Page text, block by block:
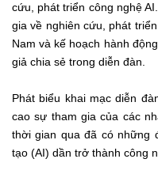
cứu, phát triển công nghệ
gia về nghiên cứu, phát
Nam và kế hoạch hành
giả chia sẻ trong diễn đàn.
Phát biểu khai mạc diễn
cao sự tham gia của các
thời gian qua đã có những
tạo (AI) dần trở thành công